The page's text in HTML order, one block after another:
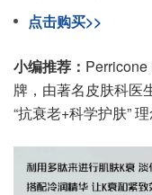
点击购买>>
小编推荐：
牌，由著名皮肤科医
“抗衰老+科学护肤”